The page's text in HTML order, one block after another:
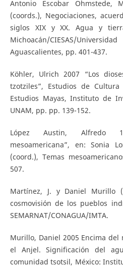
Antonio Escobar Ohmstede,
(coords.), Negociaciones,
siglos XIX y XX. Agua y
Michoacán/CIESAS/
Aguascalientes, pp. 401-437.
Köhler, Ulrich 2007 “Los
tzotziles”, Estudios de
Estudios Mayas, Instituto de
UNAM, pp. pp. 139-152.
López Austin, Alfredo
mesoamericana”, en: Sonia
(coord.), Temas
507.
Martínez, J. y Daniel Murillo
cosmovisión de los pueblos
SEMARNAT/CONAGUA/IMTA.
Murillo, Daniel 2005 Encima
el Anjel. Significación del
comunidad tsotsil, México: